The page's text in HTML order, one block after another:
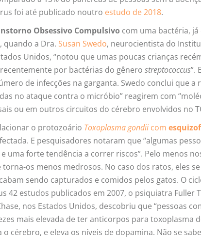
foi até publicado noutro estudo de 2018.
Obsessivo Compulsivo com uma bactéria,
quando a Dra. Susan Swedo, neurocientista do
Unidos, “notou que umas poucas crianças
por bactérias do gênerostreptococcus”.
de infecções na garganta. Swedo conclui que
no ataque contra o micróbio” reagirem com
ou em outros circuitos do cérebro envolvidos no
o protozoário Toxoplasma gondii com
E pesquisadores notaram que “algumas
uma forte tendência a correr riscos”. Pelo menos
os menos medrosos. No caso dos ratos, eles
sendo capturados e comidos pelos gatos. O
42 estudos publicados em 2007, o psiquiatra Fuller
nos Estados Unidos, descobriu que “pessoas
mais elevada de ter anticorpos para toxoplasma
o cérebro, e eleva os níveis de dopamina. Não se